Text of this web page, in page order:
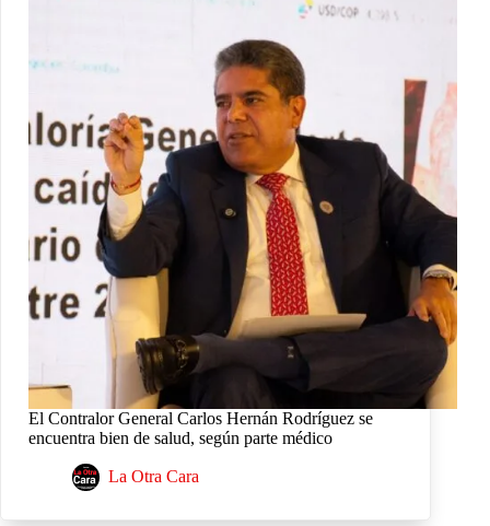
El Contralor General Carlos Hernán Rodríguez se
encuentra bien de salud, según parte médico
La Otra Cara